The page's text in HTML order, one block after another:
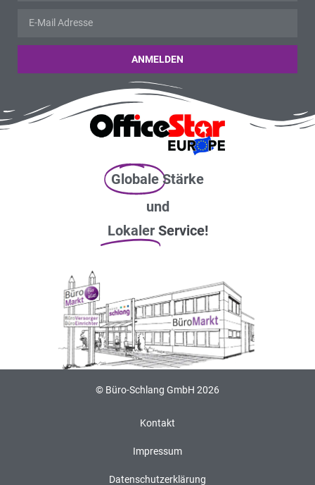
ANMELDEN
Globale Stärke
und
Lokaler Service!
© Büro-Schlang GmbH 2026
Kontakt
Impressum
Datenschutzerklärung